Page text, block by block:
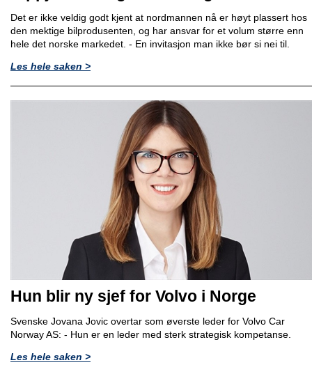
Det er ikke veldig godt kjent at nordmannen nå er høyt plassert hos
den mektige bilprodusenten, og har ansvar for et volum større enn
hele det norske markedet. - En invitasjon man ikke bør si nei til.
Les hele saken >
Hun blir ny sjef for Volvo i Norge
Svenske Jovana Jovic overtar som øverste leder for Volvo Car
Norway AS: - Hun er en leder med sterk strategisk kompetanse.
Les hele saken >